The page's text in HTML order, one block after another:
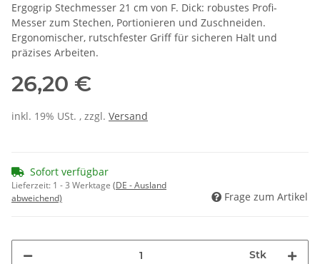
Ergogrip Stechmesser 21 cm von F. Dick: robustes Profi-
Messer zum Stechen, Portionieren und Zuschneiden.
Ergonomischer, rutschfester Griff für sicheren Halt und
präzises Arbeiten.
26,20 €
inkl. 19% USt. , zzgl. Versand
Sofort verfügbar
Lieferzeit: 1 - 3 Werktage (DE - Ausland
abweichend)
Frage zum Artikel
Stk